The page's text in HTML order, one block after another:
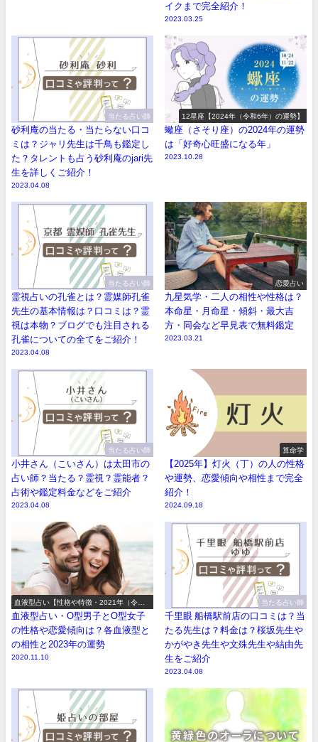
イクまで完全紹介！
2023.03.25
当たる占い師
砂利庵の当たる・当たらない口コ
ミは？ジャリ先生は千鳥も鑑定し
た？タレントも占う砂利庵のjari先
生を詳しくご紹介！
2023.04.08
12星座【2024年（令和6年）の運勢】
蠍座（さそり座）の2024年の運勢
は「好奇心旺盛になる年」
2023.10.28
当たる占い師
霊視占いの孔雀とは？霊媒師孔雀
先生の基本情報は？口コミは？霊
視は本物？ブログでも注目される
孔雀についての全てをご紹介！
2023.04.08
恋愛占い
九星気学・二人の相性や性格は？
本命星・月命星・傾斜・最大吉
方・同会など早見表で無料鑑定
2023.03.21
当たる占い師
小井さん（こいさん）は太田市の
占い師？当たる？霊視？霊能者？
占術や鑑定料金などをご紹介
2023.04.08
算命学
【2025年】灯火（丁）の人の性格
や運勢、恋愛傾向や相性まで完全
紹介！
2024.09.18
血液型占い【性格や特徴・2021年（令和3
年）の運勢】
血液型占い・O型男子とO型女子
の性格や恋愛傾向は？各血液型と
の相性と2023年の運勢
2020.11.10
当たる占い師
千里眼 船橋駅前店の口コミは？当
たる先生は？料金は？桜坂先生や
かがやき先生や文殊先生や結由先
生をご紹介
2023.04.08